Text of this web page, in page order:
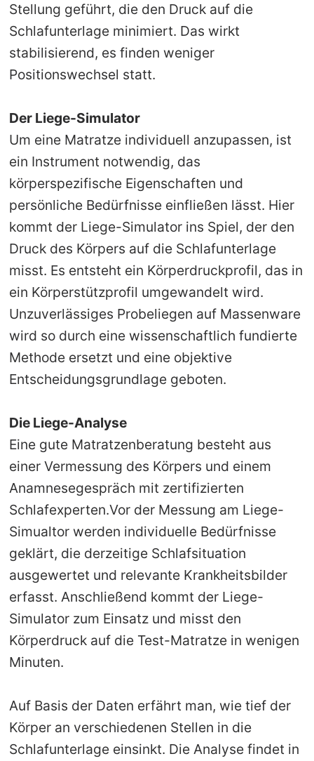
Stellung geführt, die den Druck auf die
Schlafunterlage minimiert. Das wirkt
stabilisierend, es finden weniger
Positionswechsel statt.
Der Liege-Simulator
Um eine Matratze individuell anzupassen, ist
ein Instrument notwendig, das
körperspezifische Eigenschaften und
persönliche Bedürfnisse einfließen lässt. Hier
kommt der Liege-Simulator ins Spiel, der den
Druck des Körpers auf die Schlafunterlage
misst. Es entsteht ein Körperdruckprofil, das in
ein Körperstützprofil umgewandelt wird.
Unzuverlässiges Probeliegen auf Massenware
wird so durch eine wissenschaftlich fundierte
Methode ersetzt und eine objektive
Entscheidungsgrundlage geboten.
Die Liege-Analyse
Eine gute Matratzenberatung besteht aus
einer Vermessung des Körpers und einem
Anamnesegespräch mit zertifizierten
Schlafexperten.Vor der Messung am Liege-
Simualtor werden individuelle Bedürfnisse
geklärt, die derzeitige Schlafsituation
ausgewertet und relevante Krankheitsbilder
erfasst. Anschließend kommt der Liege-
Simulator zum Einsatz und misst den
Körperdruck auf die Test-Matratze in wenigen
Minuten.
Auf Basis der Daten erfährt man, wie tief der
Körper an verschiedenen Stellen in die
Schlafunterlage einsinkt. Die Analyse findet in